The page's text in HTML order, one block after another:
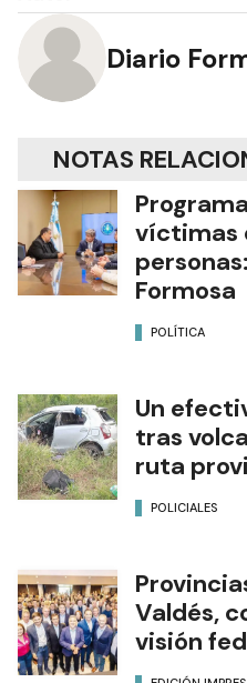
Diario
NOTAS
víctimas
Formosa
POLÍTICA
Un
tras
ruta
POLICIALES
Valdés,
visión